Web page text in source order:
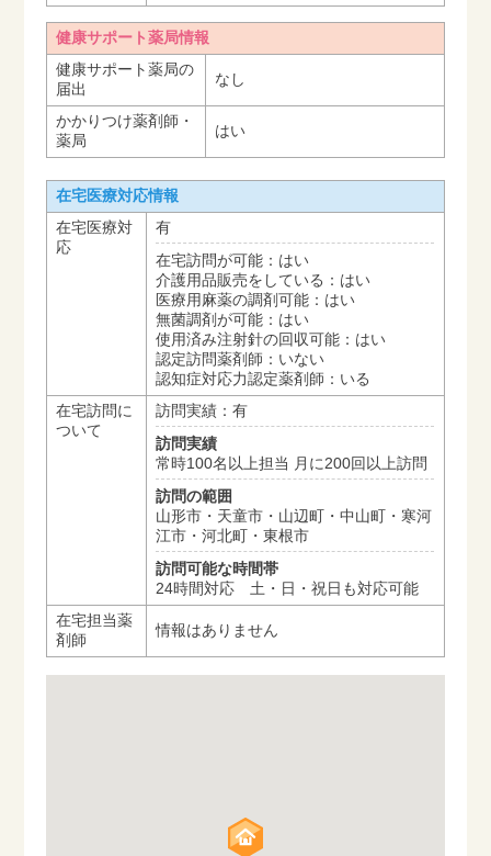
健康サポート薬局情報
健康サポート薬局の
届出
なし
かかりつけ薬剤師・
薬局
はい
在宅医療対応情報
在宅医療対
応
有
在宅訪問が可能：はい
介護用品販売をしている：はい
医療用麻薬の調剤可能：はい
無菌調剤が可能：はい
使用済み注射針の回収可能：はい
認定訪問薬剤師：いない
認知症対応力認定薬剤師：いる
在宅訪問に
ついて
訪問実績：有
訪問実績
常時100名以上担当 月に200回以上訪問
訪問の範囲
山形市・天童市・山辺町・中山町・寒河
江市・河北町・東根市
訪問可能な時間帯
24時間対応 土・日・祝日も対応可能
在宅担当薬
剤師
情報はありません